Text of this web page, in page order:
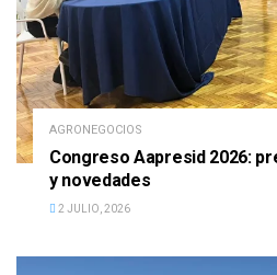
AGRONEGOCIOS
Congreso Aapresid 2026:
y novedades
2 JULIO, 2026